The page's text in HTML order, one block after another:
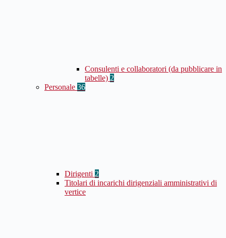
Consulenti e collaboratori (da pubblicare in
tabelle) 2
Personale 36
Dirigenti 2
Titolari di incarichi dirigenziali amministrativi di
vertice